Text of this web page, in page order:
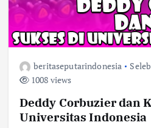
beritaseputarindonesia
1008 views
Deddy Corbuzier dan
Universitas Indonesia